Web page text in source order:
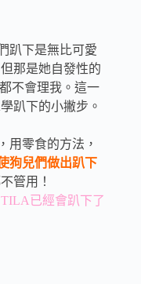
趴下是無比可愛
那是她自發性的
不會理我。這一
學趴下的小撇步。
用零食的方法，
狗兒們做出趴下
管用！
已經會趴下了